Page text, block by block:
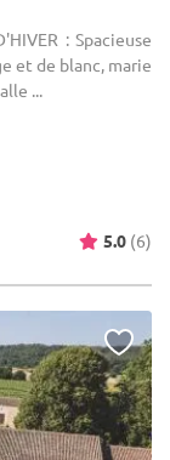
: Spacieuse
et de blanc, marie
...
5.0 (6)